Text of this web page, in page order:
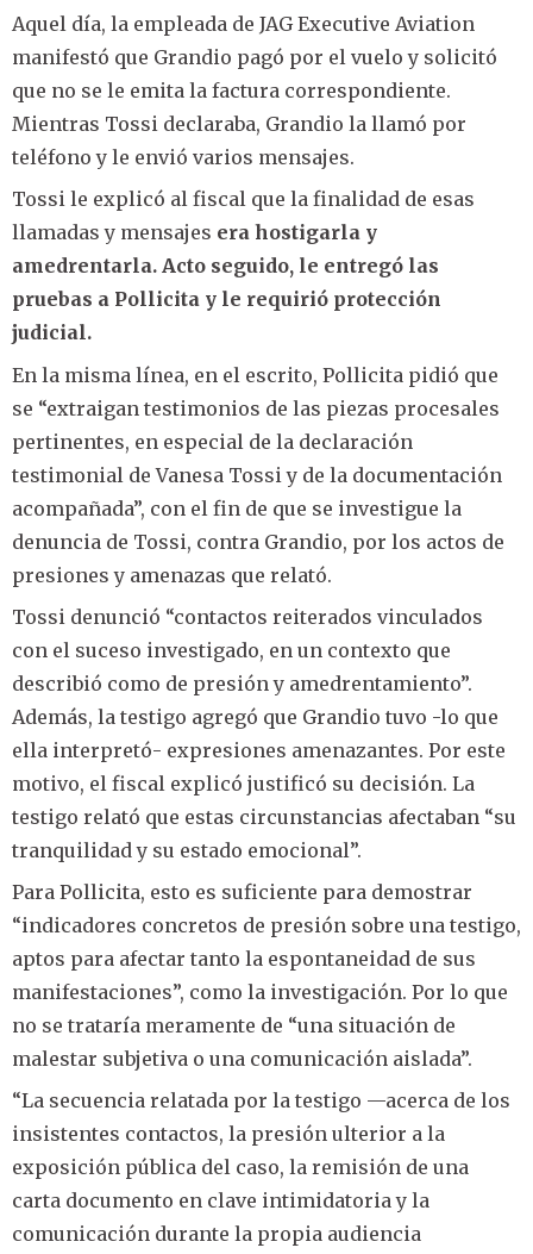
Aquel día, la empleada de JAG Executive Aviation
manifestó que Grandio pagó por el vuelo y solicitó
que no se le emita la factura correspondiente.
Mientras Tossi declaraba, Grandio la llamó por
teléfono y le envió varios mensajes.
Tossi le explicó al fiscal que la finalidad de esas
llamadas y mensajes era hostigarla y
amedrentarla. Acto seguido, le entregó las
pruebas a Pollicita y le requirió protección
judicial.
En la misma línea, en el escrito, Pollicita pidió que
se “extraigan testimonios de las piezas procesales
pertinentes, en especial de la declaración
testimonial de Vanesa Tossi y de la documentación
acompañada”, con el fin de que se investigue la
denuncia de Tossi, contra Grandio, por los actos de
presiones y amenazas que relató.
Tossi denunció “contactos reiterados vinculados
con el suceso investigado, en un contexto que
describió como de presión y amedrentamiento”.
Además, la testigo agregó que Grandio tuvo -lo que
ella interpretó- expresiones amenazantes. Por este
motivo, el fiscal explicó justificó su decisión. La
testigo relató que estas circunstancias afectaban “su
tranquilidad y su estado emocional”.
Para Pollicita, esto es suficiente para demostrar
“indicadores concretos de presión sobre una testigo,
aptos para afectar tanto la espontaneidad de sus
manifestaciones”, como la investigación. Por lo que
no se trataría meramente de “una situación de
malestar subjetiva o una comunicación aislada”.
“La secuencia relatada por la testigo —acerca de los
insistentes contactos, la presión ulterior a la
exposición pública del caso, la remisión de una
carta documento en clave intimidatoria y la
comunicación durante la propia audiencia